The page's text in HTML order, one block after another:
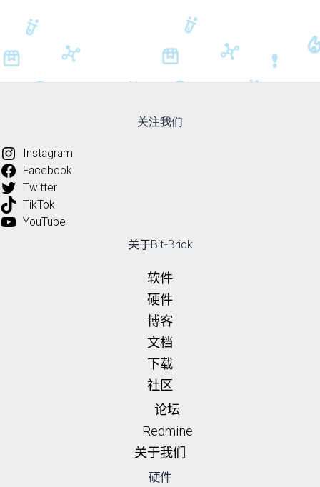
关注我们
Instagram
Facebook
Twitter
TikTok
YouTube
关于Bit-Brick
软件
硬件
博客
文档
下载
社区
论坛
Redmine
关于我们
硬件